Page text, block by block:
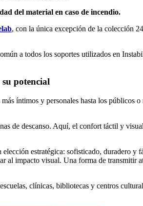
del material en caso de incendio.
, con la única excepción de la colección
a todos los soportes utilizados en
su potencial
más íntimos y personales hasta los públicos
de descanso. Aquí, el confort táctil y
estratégica: sofisticado, duradero y
al impacto visual. Una forma de
clínicas, bibliotecas y centros